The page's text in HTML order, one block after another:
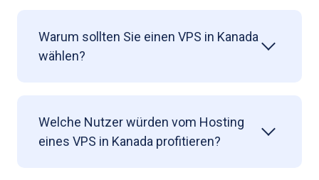
Warum sollten Sie einen VPS in Kanada
wählen?
Welche Nutzer würden vom Hosting
eines VPS in Kanada profitieren?